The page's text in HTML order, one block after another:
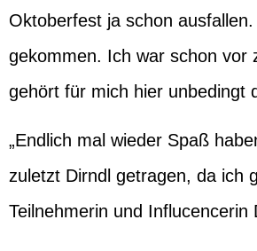
Oktoberfest ja schon
gekommen. Ich war schon vor
gehört für mich hier unbedingt
„Endlich mal wieder Spaß
zuletzt Dirndl getragen, da ich
Teilnehmerin und Influcencerin